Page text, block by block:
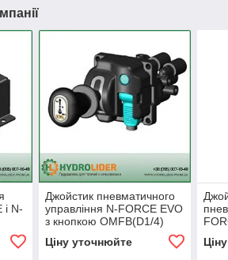
N-
Джойстик пневматичного
управління N-FORCE EVO
з кнопкою OMFB(D1/4)
Ціну уточнюйте